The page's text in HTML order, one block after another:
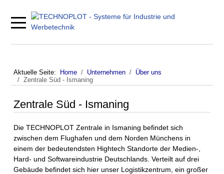
Mobile Menu Toggle
Aktuelle Seite: Home Unternehmen
Über uns
Zentrale Süd - Ismaning
Zentrale Süd - Ismaning
Die TECHNOPLOT Zentrale in Ismaning befindet sich
zwischen dem Flughafen und dem Norden Münchens in
einem der bedeutendsten Hightech Standorte der Medien-,
Hard- und Softwareindustrie Deutschlands. Verteilt auf drei
Gebäude befindet sich hier unser Logistikzentrum, ein großer